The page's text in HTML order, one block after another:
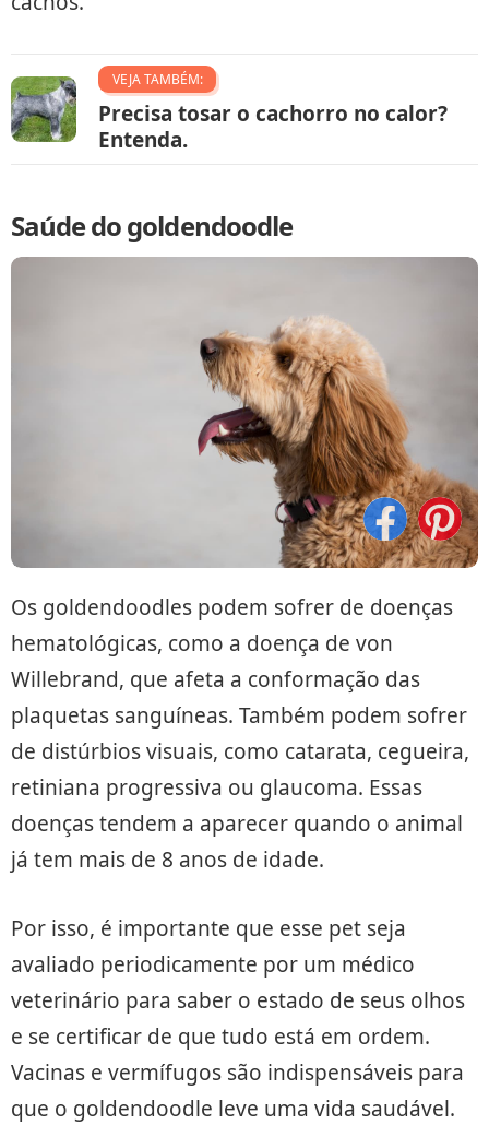
VEJA TAMBÉM:
Precisa tosar o cachorro no calor?
Entenda.
Saúde do goldendoodle
Os goldendoodles podem sofrer de doenças
hematológicas, como a doença de von
Willebrand, que afeta a conformação das
plaquetas sanguíneas. Também podem sofrer
de distúrbios visuais, como catarata, cegueira,
retiniana progressiva ou glaucoma. Essas
doenças tendem a aparecer quando o animal
já tem mais de 8 anos de idade.
Por isso, é importante que esse pet seja
avaliado periodicamente por um médico
veterinário para saber o estado de seus olhos
e se certificar de que tudo está em ordem.
Vacinas e vermífugos são indispensáveis para
que o goldendoodle leve uma vida saudável.